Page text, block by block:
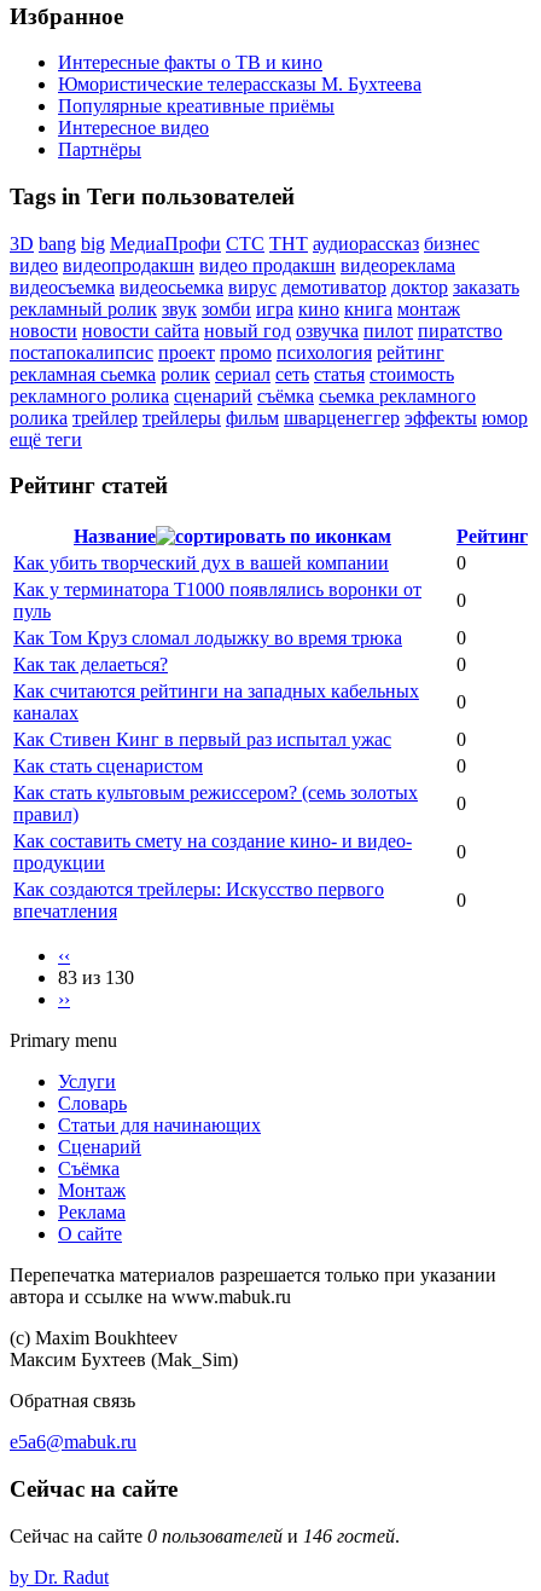
Избранное
Интересные факты о ТВ и кино
Юмористические телерассказы М. Бухтеева
Популярные креативные приёмы
Интересное видео
Партнёры
Tags in Теги пользователей
3D bang big МедиаПрофи СТС ТНТ аудиорассказ бизнес
видео видеопродакшн видео продакшн видеореклама
видеосъемка видеосьемка вирус демотиватор доктор заказать
рекламный ролик звук зомби игра кино книга монтаж
новости новости сайта новый год озвучка пилот пиратство
постапокалипсис проект промо психология рейтинг
рекламная сьемка ролик сериал сеть статья стоимость
рекламного ролика сценарий съёмка сьемка рекламного
ролика трейлер трейлеры фильм шварценеггер эффекты юмор
ещё теги
Рейтинг статей
Название
Рейтинг
Как убить творческий дух в вашей компании
0
Как у терминатора Т1000 появлялись воронки от
пуль
0
Как Том Круз сломал лодыжку во время трюка
0
Как так делаеться?
0
Как считаются рейтинги на западных кабельных
каналах
0
Как Стивен Кинг в первый раз испытал ужас
0
Как стать сценаристом
0
Как стать культовым режиссером? (семь золотых
правил)
0
Как составить смету на создание кино- и видео-
продукции
0
Как создаются трейлеры: Искусство первого
впечатления
0
‹‹
83 из 130
››
Primary menu
Услуги
Словарь
Статьи для начинающих
Сценарий
Съёмка
Монтаж
Реклама
О сайте
Перепечатка материалов разрешается только при указании
автора и ссылке на www.mabuk.ru
(c) Maхim Boukhteev
Максим Бухтеев (Mak_Sim)
Обратная связь
e5a6@mabuk.ru
Сейчас на сайте
Сейчас на сайте 0 пользователей и 146 гостей.
by Dr. Radut